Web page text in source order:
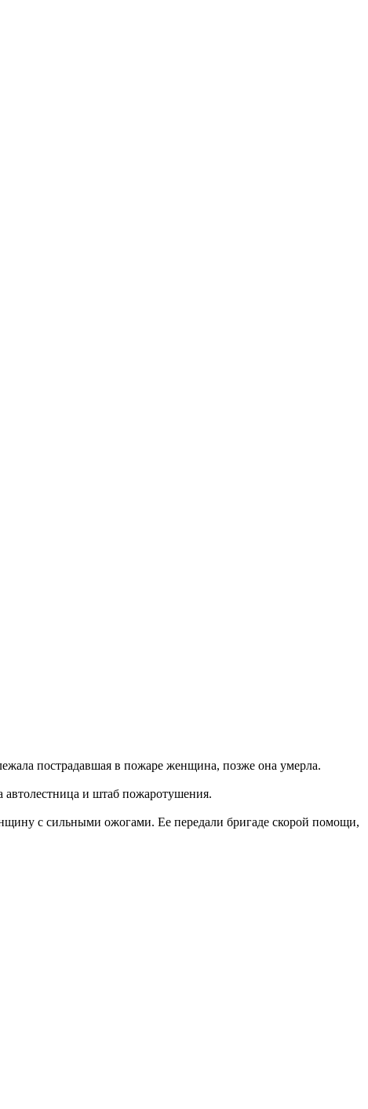
пострадавшая в пожаре женщина, позже она умерла.
и штаб пожаротушения.
с сильными ожогами. Ее передали бригаде скорой помощи,